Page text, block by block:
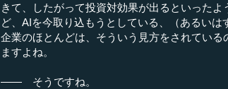
きて、したがって投資対効果が出るといった
ど、AIを今取り込もうとしている、（あるい
企業のほとんどは、そういう見方をされてい
ますよね。
―― そうですね。